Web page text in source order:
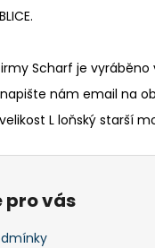
Scharf je
nám email na
L loňský starší
pro vás